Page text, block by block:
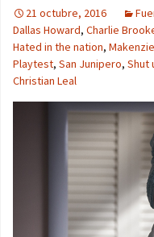
21 octubre, 2016
Dallas Howard, Charlie
Hated in the nation,
Playtest, San Junipero, Shut
Christian Leal